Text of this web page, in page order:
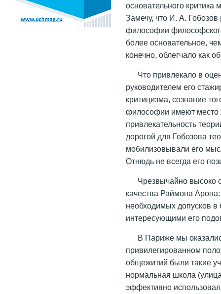
основательного критика
Замечу, что И. А.
философии
более основательное,
конечно, облегчало как
Что привлекало в
руководителем его
критицизма, сознание
философии имеют место
привлекательность
дорогой для Гобозова
мобилизовывали его
Отнюдь не всегда его
Чрезвычайно высоко
качества Раймона
необходимых допусков в
интересующими его
В Париже мы
привилегированном
общежитий были такие
нормальная школа
эффективно